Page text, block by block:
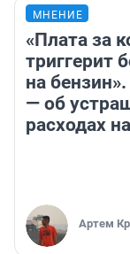
МНЕНИЕ
«Плата за
триггерит
на
— об
расходах
Артем